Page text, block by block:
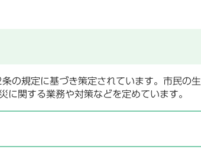
の規定に基づき策定されています。市民の生
に関する業務や対策などを定めています。